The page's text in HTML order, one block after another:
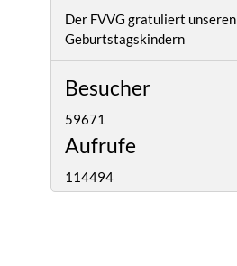
Der FVVG gratuliert unseren
Geburtstagskindern
Besucher
59671
Aufrufe
114494